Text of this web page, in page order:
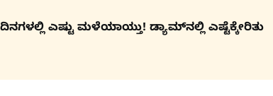
ಎಷ್ಟು ಮಳೆಯಾಯ್ತು! ಡ್ಯಾಮ್​ನಲ್ಲಿ ಎಷ್ಟೆಕ್ಕೇರಿತು